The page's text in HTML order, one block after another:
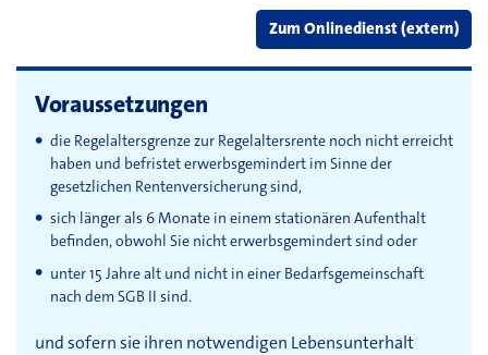
Zum Onlinedienst (extern)
Voraussetzungen
die Regelaltersgrenze zur Regelaltersrente noch nicht erreicht
haben und befristet erwerbsgemindert im Sinne der
gesetzlichen Rentenversicherung sind,
sich länger als 6 Monate in einem stationären Aufenthalt
befinden, obwohl Sie nicht erwerbsgemindert sind oder
unter 15 Jahre alt und nicht in einer Bedarfsgemeinschaft
nach dem SGB II sind.
und sofern sie ihren notwendigen Lebensunterhalt